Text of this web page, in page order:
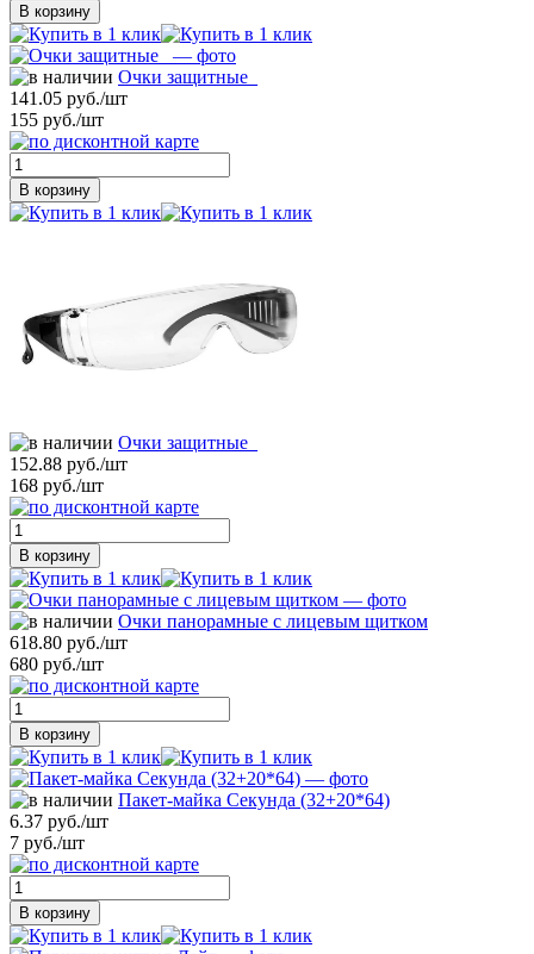
В корзину
Очки защитные_
141.05 руб./шт
155 руб./шт
В корзину
Очки защитные_
152.88 руб./шт
168 руб./шт
В корзину
Очки панорамные с лицевым щитком
618.80 руб./шт
680 руб./шт
В корзину
Пакет-майка Секунда (32+20*64)
6.37 руб./шт
7 руб./шт
В корзину